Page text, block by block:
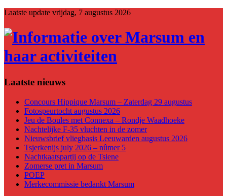
Laatste update vrijdag, 7 augustus 2026
Laatste nieuws
Concours Hippique Marsum – Zaterdag 29 augustus
Fotospeurtocht augustus 2026
Jeu de Boules met Connexa – Rondje Waadhoeke
Nachtelijke F-35 vluchten in de zomer
Nieuwsbrief vliegbasis Leeuwarden augustus 2026
Tsjerkenijs july 2026 – nûmer 5
Nachtkaatspartij op de Tsiene
Zomerse pret in Marsum
POEP
Merkecommissie bedankt Marsum